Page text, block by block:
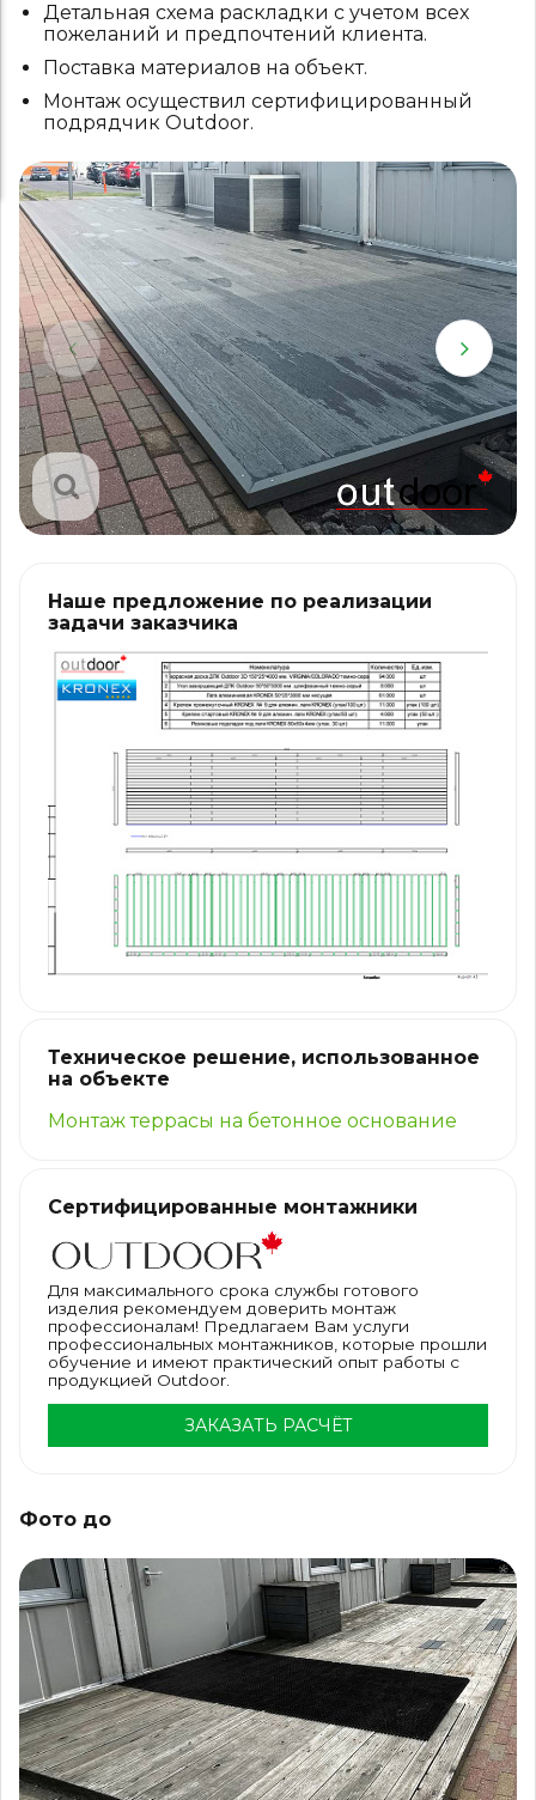
Детальная схема раскладки с учетом всех
пожеланий и предпочтений клиента.
Поставка материалов на объект.
Монтаж осуществил сертифицированный
подрядчик Outdoor.
Наше предложение по реализации
задачи заказчика
Техническое решение, использованное
на объекте
Монтаж террасы на бетонное основание
Сертифицированные монтажники
Для максимального срока службы готового
изделия рекомендуем доверить монтаж
профессионалам! Предлагаем Вам услуги
профессиональных монтажников, которые прошли
обучение и имеют практический опыт работы с
продукцией Outdoor.
ЗАКАЗАТЬ РАСЧЁТ
Фото до